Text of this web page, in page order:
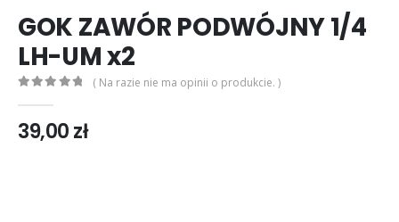
GOK ZAWÓR PODWÓJNY 1/4
LH-UM x2
( Na razie nie ma opinii o produkcie. )
39,00zł